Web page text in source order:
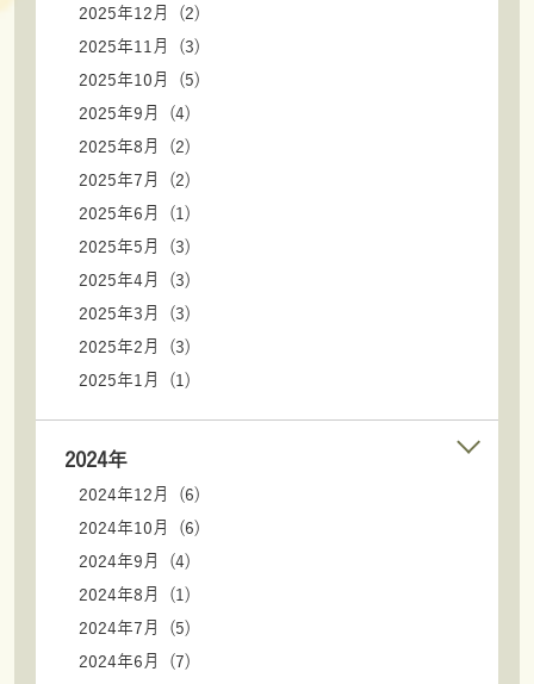
2025年12月 (2)
2025年11月 (3)
2025年10月 (5)
2025年9月 (4)
2025年8月 (2)
2025年7月 (2)
2025年6月 (1)
2025年5月 (3)
2025年4月 (3)
2025年3月 (3)
2025年2月 (3)
2025年1月 (1)
2024年
2024年12月 (6)
2024年10月 (6)
2024年9月 (4)
2024年8月 (1)
2024年7月 (5)
2024年6月 (7)